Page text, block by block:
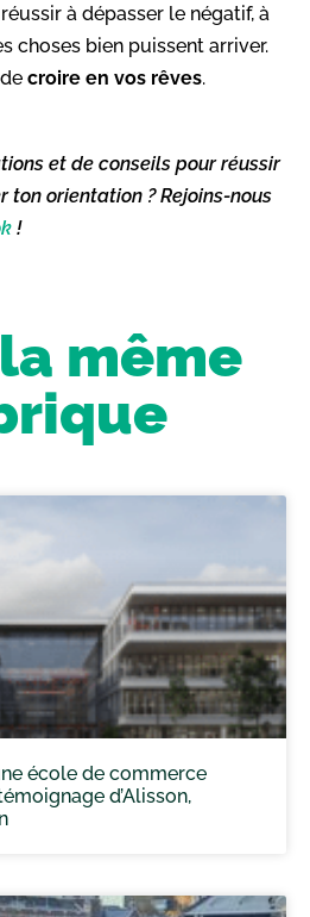
à dépasser le négatif, à
choses bien puissent arriver.
croire en vos rêves.
et de conseils pour réussir
ton orientation ? Rejoins-nous
!
même
école de commerce
d’Alisson,